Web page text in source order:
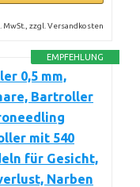
MwSt., zzgl. Versandkosten
EMPFEHLUNG
0,5 mm,
Bartroller
mit 540
für Gesicht,
Narben